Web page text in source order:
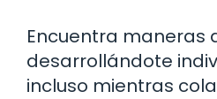
Encuentra maneras
desarrollándote
incluso mientras